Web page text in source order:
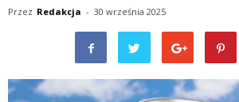
Przez Redakcja - 30 września 2025